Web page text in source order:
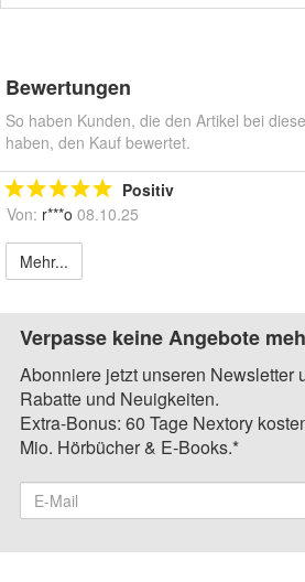
Bewertungen
So haben Kunden, die den Artikel bei
haben, den Kauf bewertet.
Positiv
Von: r***o 08.10.25
Mehr...
Verpasse keine Angebote
Abonniere jetzt unseren Newsletter
Rabatte und Neuigkeiten.
Extra-Bonus: 60 Tage Nextory
Mio. Hörbücher & E-Books.*